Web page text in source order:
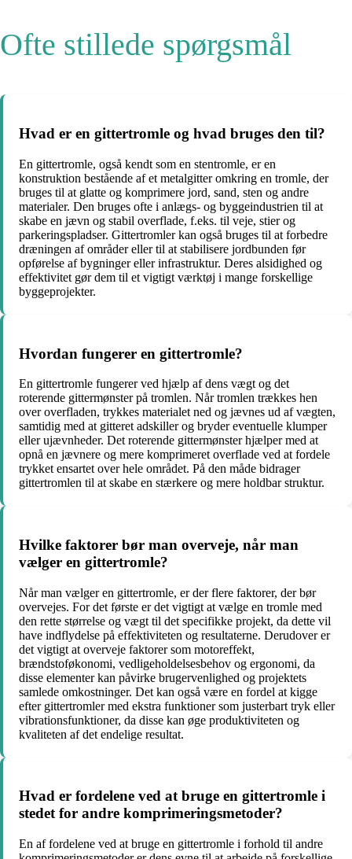
Ofte stillede spørgsmål
Hvad er en gittertromle og hvad bruges den til?
En gittertromle, også kendt som en stentromle, er en
konstruktion bestående af et metalgitter omkring en tromle, der
bruges til at glatte og komprimere jord, sand, sten og andre
materialer. Den bruges ofte i anlægs- og byggeindustrien til at
skabe en jævn og stabil overflade, f.eks. til veje, stier og
parkeringspladser. Gittertromler kan også bruges til at forbedre
dræningen af områder eller til at stabilisere jordbunden før
opførelse af bygninger eller infrastruktur. Deres alsidighed og
effektivitet gør dem til et vigtigt værktøj i mange forskellige
byggeprojekter.
Hvordan fungerer en gittertromle?
En gittertromle fungerer ved hjælp af dens vægt og det
roterende gittermønster på tromlen. Når tromlen trækkes hen
over overfladen, trykkes materialet ned og jævnes ud af vægten,
samtidig med at gitteret adskiller og bryder eventuelle klumper
eller ujævnheder. Det roterende gittermønster hjælper med at
opnå en jævnere og mere komprimeret overflade ved at fordele
trykket ensartet over hele området. På den måde bidrager
gittertromlen til at skabe en stærkere og mere holdbar struktur.
Hvilke faktorer bør man overveje, når man
vælger en gittertromle?
Når man vælger en gittertromle, er der flere faktorer, der bør
overvejes. For det første er det vigtigt at vælge en tromle med
den rette størrelse og vægt til det specifikke projekt, da dette vil
have indflydelse på effektiviteten og resultaterne. Derudover er
det vigtigt at overveje faktorer som motoreffekt,
brændstoføkonomi, vedligeholdelsesbehov og ergonomi, da
disse elementer kan påvirke brugervenlighed og projektets
samlede omkostninger. Det kan også være en fordel at kigge
efter gittertromler med ekstra funktioner som justerbart tryk eller
vibrationsfunktioner, da disse kan øge produktiviteten og
kvaliteten af det endelige resultat.
Hvad er fordelene ved at bruge en gittertromle i
stedet for andre komprimeringsmetoder?
En af fordelene ved at bruge en gittertromle i forhold til andre